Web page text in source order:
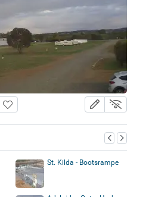
St. Kilda - Bootsrampe